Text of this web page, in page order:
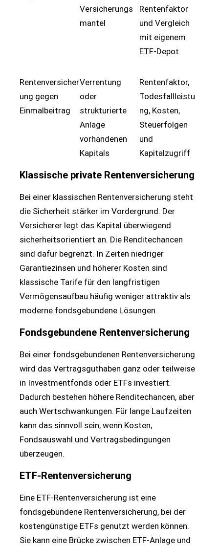
Versicherungs
mantel
Rentenfaktor
und Vergleich
mit eigenem
ETF-Depot
Rentenversicher
ung gegen
Einmalbeitrag
Verrentung
oder
strukturierte
Anlage
vorhandenen
Kapitals
Rentenfaktor,
Todesfallleistu
ng, Kosten,
Steuerfolgen
und
Kapitalzugriff
Klassische private Rentenversicherung
Bei einer klassischen Rentenversicherung steht
die Sicherheit stärker im Vordergrund. Der
Versicherer legt das Kapital überwiegend
sicherheitsorientiert an. Die Renditechancen
sind dafür begrenzt. In Zeiten niedriger
Garantiezinsen und höherer Kosten sind
klassische Tarife für den langfristigen
Vermögensaufbau häufig weniger attraktiv als
moderne fondsgebundene Lösungen.
Fondsgebundene Rentenversicherung
Bei einer fondsgebundenen Rentenversicherung
wird das Vertragsguthaben ganz oder teilweise
in Investmentfonds oder ETFs investiert.
Dadurch bestehen höhere Renditechancen, aber
auch Wertschwankungen. Für lange Laufzeiten
kann das sinnvoll sein, wenn Kosten,
Fondsauswahl und Vertragsbedingungen
überzeugen.
ETF-Rentenversicherung
Eine ETF-Rentenversicherung ist eine
fondsgebundene Rentenversicherung, bei der
kostengünstige ETFs genutzt werden können.
Sie kann eine Brücke zwischen ETF-Anlage und